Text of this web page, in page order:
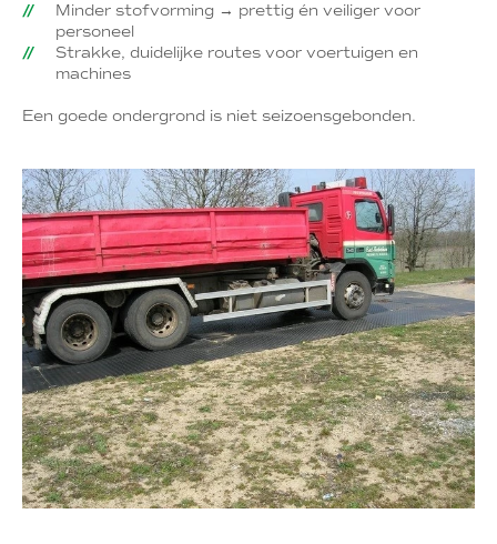
Minder stofvorming → prettig én veiliger voor
personeel
Strakke, duidelijke routes voor voertuigen en
machines
Een goede ondergrond is niet seizoensgebonden.